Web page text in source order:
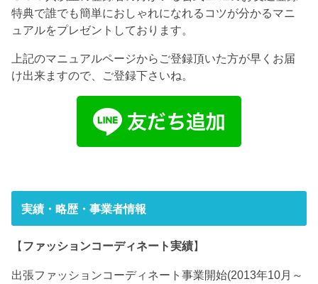
特典で誰でも簡単におしゃれになれるコツが分かるマニ
ュアルをプレゼントしております。
上記のマニュアルページからご登録頂いた方が早くお届
け出来ますので、ご登録下さいね。
実績・略歴・事業者情報
【 ファッションコーディネート実績】
出張ファッションコーディネート事業開始(2013年10月～